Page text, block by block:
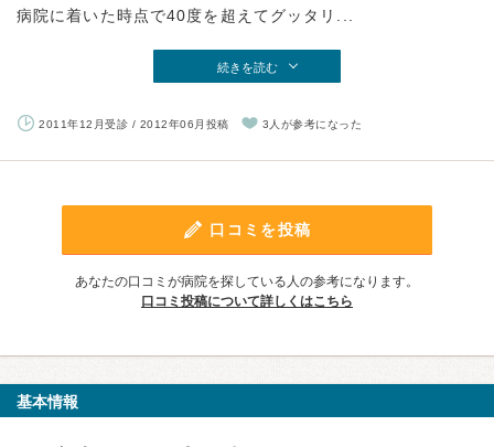
病院に着いた時点で40度を超えてグッタリ...
続きを読む
2011年12月受診 / 2012年06月投稿 3人が参考になった
口コミを投稿
あなたの口コミが病院を探している人の参考になります。
口コミ投稿について詳しくはこちら
基本情報